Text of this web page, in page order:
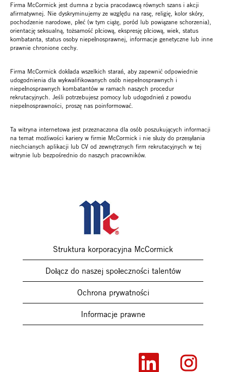
Firma McCormick jest dumna z bycia pracodawcą równych szans i akcji
afirmatywnej. Nie dyskryminujemy ze względu na rasę, religię, kolor skóry,
pochodzenie narodowe, płeć (w tym ciążę, poród lub powiązane schorzenia),
orientację seksualną, tożsamość płciową, ekspresję płciową, wiek, status
kombatanta, status osoby niepełnosprawnej, informacje genetyczne lub inne
prawnie chronione cechy.
Firma McCormick dokłada wszelkich starań, aby zapewnić odpowiednie
udogodnienia dla wykwalifikowanych osób niepełnosprawnych i
niepełnosprawnych kombatantów w ramach naszych procedur
rekrutacyjnych. Jeśli potrzebujesz pomocy lub udogodnień z powodu
niepełnosprawności, proszę nas poinformować.
Ta witryna internetowa jest przeznaczona dla osób poszukujących informacji
na temat możliwości kariery w firmie McCormick i nie służy do przesyłania
niechcianych aplikacji lub CV od zewnętrznych firm rekrutacyjnych w tej
witrynie lub bezpośrednio do naszych pracowników.
Struktura korporacyjna McCormick
Dołącz do naszej społeczności talentów
Ochrona prywatności
Informacje prawne
O
O